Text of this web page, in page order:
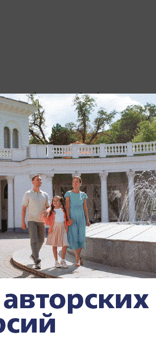
официальной информации и не
сообщения.
автотранспорта
мосту
сил Украины (ВСУ) по
предварительным данным,
ранения.
ситуациях —